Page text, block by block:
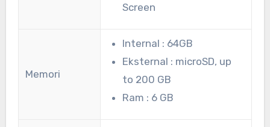
Screen
Memori
Internal : 64GB
Eksternal : microSD, up
to 200 GB
Ram : 6 GB